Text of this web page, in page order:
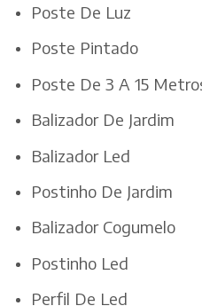
Poste De Luz
Poste Pintado
Poste De 3 A 15
Balizador De Jardim
Balizador Led
Postinho De Jardim
Balizador Cogumelo
Postinho Led
Perfil De Led